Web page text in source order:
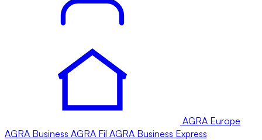
AGRA Europe
AGRA Business AGRA Fil AGRA Business Express